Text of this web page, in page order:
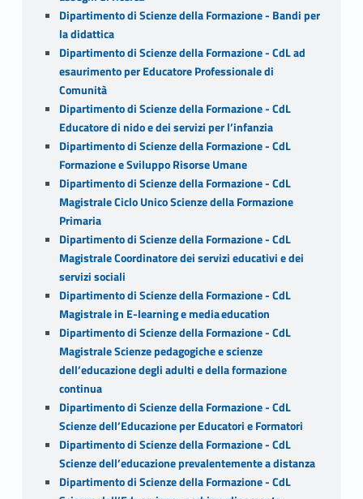
Dipartimento di Scienze della Formazione - Bandi per
la didattica
Dipartimento di Scienze della Formazione - CdL ad
esaurimento per Educatore Professionale di
Comunità
Dipartimento di Scienze della Formazione - CdL
Educatore di nido e dei servizi per l’infanzia
Dipartimento di Scienze della Formazione - CdL
Formazione e Sviluppo Risorse Umane
Dipartimento di Scienze della Formazione - CdL
Magistrale Ciclo Unico Scienze della Formazione
Primaria
Dipartimento di Scienze della Formazione - CdL
Magistrale Coordinatore dei servizi educativi e dei
servizi sociali
Dipartimento di Scienze della Formazione - CdL
Magistrale in E-learning e media education
Dipartimento di Scienze della Formazione - CdL
Magistrale Scienze pedagogiche e scienze
dell’educazione degli adulti e della formazione
continua
Dipartimento di Scienze della Formazione - CdL
Scienze dell’Educazione per Educatori e Formatori
Dipartimento di Scienze della Formazione - CdL
Scienze dell’educazione prevalentemente a distanza
Dipartimento di Scienze della Formazione - CdL